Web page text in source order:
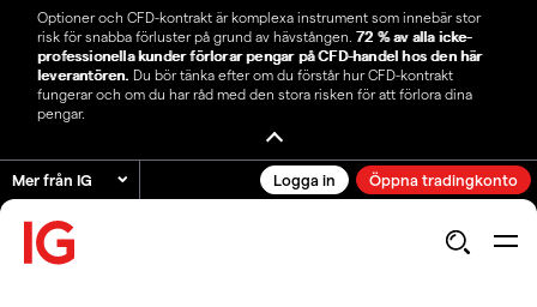
Optioner och CFD-kontrakt är komplexa instrument som innebär stor
risk för snabba förluster på grund av hävstången. 72 % av alla icke-
professionella kunder förlorar pengar på CFD-handel hos den här
leverantören. Du bör tänka efter om du förstår hur CFD-kontrakt
fungerar och om du har råd med den stora risken för att förlora dina
pengar.
Mer från IG Logga in Öppna tradingkonto